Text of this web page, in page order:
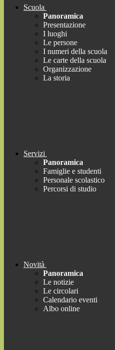
Scuola
Panoramica
Presentazione
I luoghi
Le persone
I numeri della scuola
Le carte della scuola
Organizzazione
La storia
Servizi
Panoramica
Famiglie e studenti
Personale scolastico
Percorsi di studio
Novità
Panoramica
Le notizie
Le circolari
Calendario eventi
Albo online